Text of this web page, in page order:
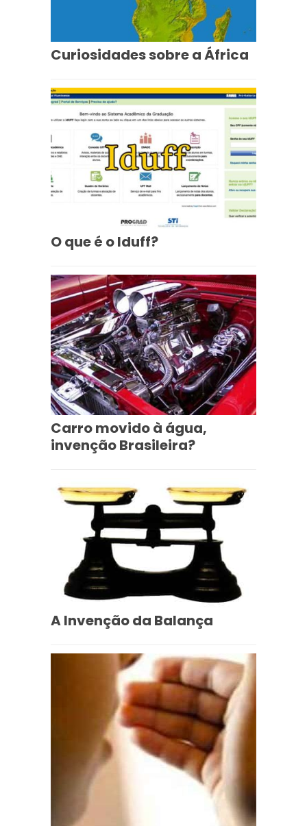
Curiosidades sobre a África
O que é o Iduff?
Carro movido à água,
invenção Brasileira?
A Invenção da Balança